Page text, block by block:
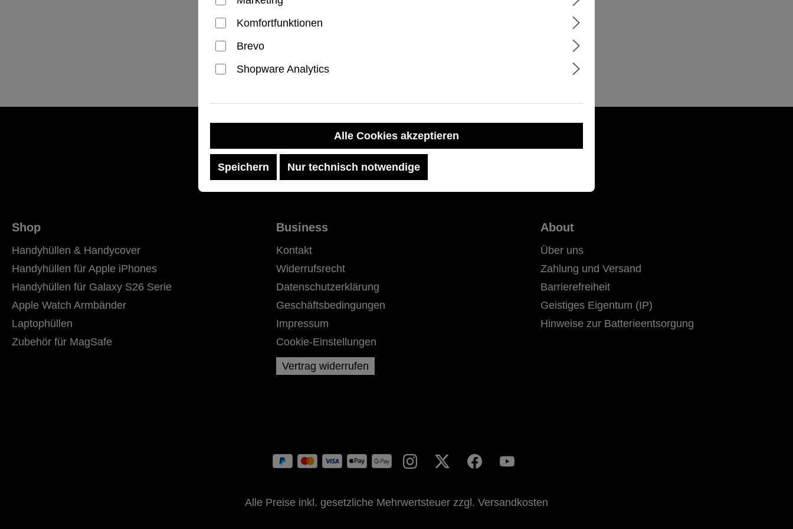
Regulärer Preis:
44,99 €
Shop
Handyhüllen & Handycover
Handyhüllen für Apple iPhones
Handyhüllen für Galaxy S26 Serie
Apple Watch Armbänder
Laptophüllen
Zubehör für MagSafe
Business
Kontakt
Widerrufsrecht
Datenschutzerklärung
Geschäftsbedingungen
Impressum
Cookie-Einstellungen
Vertrag widerrufen
About
Über uns
Zahlung und Versand
Barrierefreiheit
Geistiges Eigentum (IP)
Hinweise zur Batterieentsorgung
Alle Preise inkl. gesetzliche Mehrwertsteuer zzgl. Versandkosten
Komfortfunktionen
Brevo
Shopware Analytics
Alle Cookies akzeptieren
Speichern Nur technisch notwendige